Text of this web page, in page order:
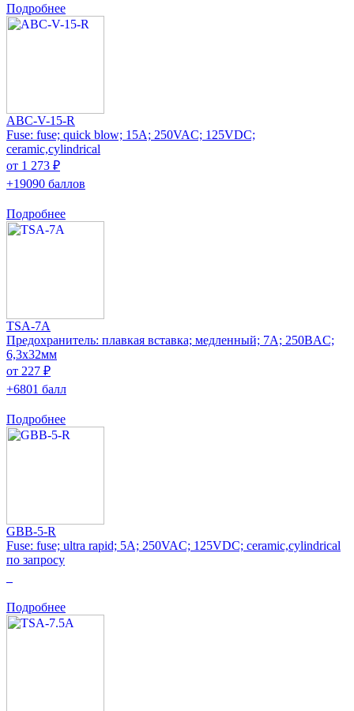
Подробнее
ABC-V-15-R
Fuse: fuse; quick blow; 15A; 250VAC; 125VDC;
ceramic,cylindrical
от 1 273 ₽
+19090 баллов
Подробнее
TSA-7A
Предохранитель: плавкая вставка; медленный; 7А; 250ВAC;
6,3x32мм
от 227 ₽
+6801 балл
Подробнее
GBB-5-R
Fuse: fuse; ultra rapid; 5A; 250VAC; 125VDC; ceramic,cylindrical
по запросу
Подробнее